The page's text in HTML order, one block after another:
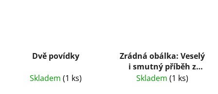
Dvě povídky
Skladem (1 ks)
Zrádná obálka: Veselý
i smutný příběh z
doby
Skladem (1 ks)